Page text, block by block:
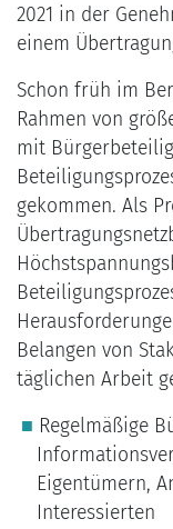
2021 in der
einem
Schon früh im
Rahmen von
mit
gekommen. Als
Belangen von
täglichen Arbeit
Regelmäßige
Eigentümern,
Interessierten